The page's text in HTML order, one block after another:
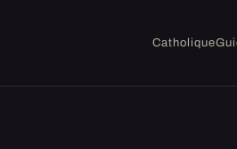
Catholique